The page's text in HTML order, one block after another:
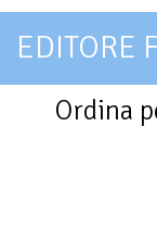
EDITORE
Ordina